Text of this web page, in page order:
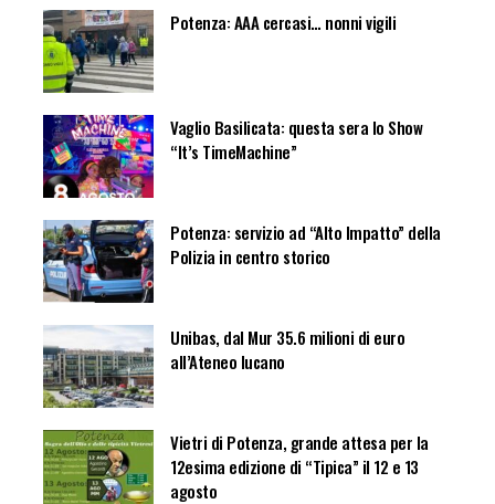
Potenza: AAA cercasi… nonni vigili
Vaglio Basilicata: questa sera lo Show
“It’s TimeMachine”
Potenza: servizio ad “Alto Impatto” della
Polizia in centro storico
Unibas, dal Mur 35.6 milioni di euro
all’Ateneo lucano
Vietri di Potenza, grande attesa per la
12esima edizione di “Tipica” il 12 e 13
agosto